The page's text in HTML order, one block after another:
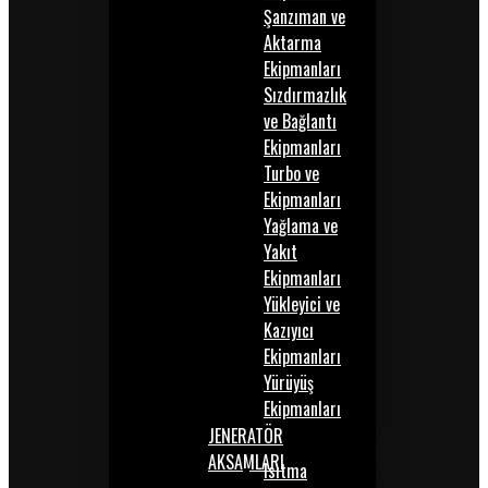
Şanzıman ve
Aktarma
Ekipmanları
Sızdırmazlık
ve Bağlantı
Ekipmanları
Turbo ve
Ekipmanları
Yağlama ve
Yakıt
Ekipmanları
Yükleyici ve
Kazıyıcı
Ekipmanları
Yürüyüş
Ekipmanları
JENERATÖR
AKSAMLARIIsıtma